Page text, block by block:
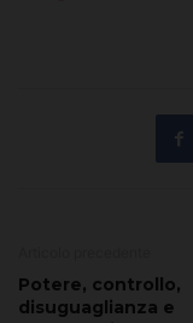
Potere, controllo,
disuguaglianza e